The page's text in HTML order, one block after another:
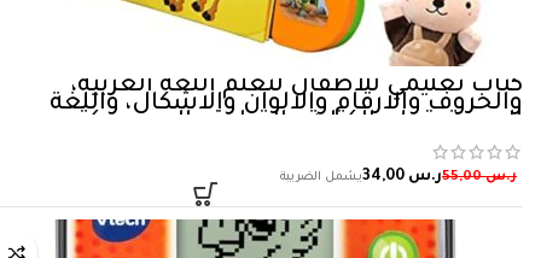
كتاب تعليمي للاطفال لتعلم اللغة العربية،
والحروف والارقام والالوان والاشكال، واللغة
العربية، تعلم الكتابة والقراءة والسمع، كتب
تفاعلية، هدية للاطفال
ر.س55,00 ر.س